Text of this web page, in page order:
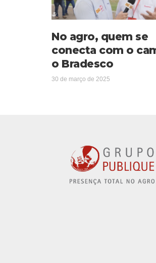
No agro, quem se
conecta com o
o Bradesco
30 de março de 2025